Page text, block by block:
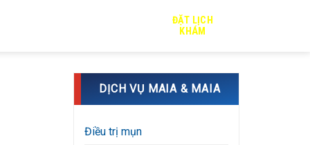
ĐẶT LỊCH
KHÁM
DỊCH VỤ MAIA & MAIA
Điều trị mụn